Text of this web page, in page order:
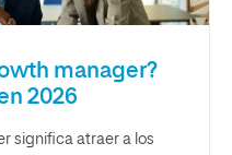
manager?
2026
significa atraer a los